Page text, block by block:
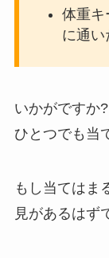
体重キ
に通い
いかがですか?
ひとつでも当
もし当てはま
見があるはず